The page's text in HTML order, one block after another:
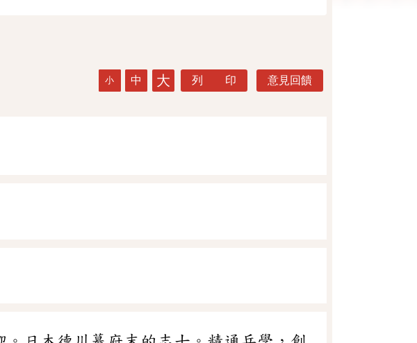
小 中 大 列 印 意見回饋